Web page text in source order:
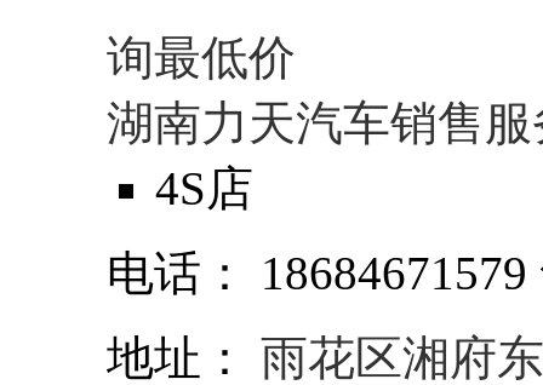
询最低价
湖南力天汽车销售
4S店
电话：
18684671579
地址：
雨花区湘府